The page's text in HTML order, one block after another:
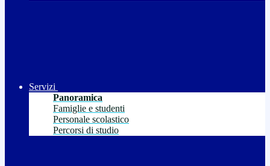
Servizi
Panoramica
Famiglie e studenti
Personale scolastico
Percorsi di studio